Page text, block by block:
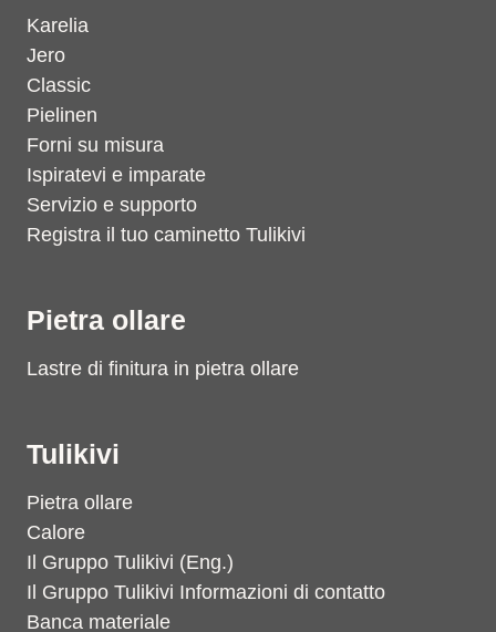
Karelia
Jero
Classic
Pielinen
Forni su misura
Ispiratevi e imparate
Servizio e supporto
Registra il tuo caminetto Tulikivi
Pietra ollare
Lastre di finitura in pietra ollare
Tulikivi
Pietra ollare
Calore
Il Gruppo Tulikivi (Eng.)
Il Gruppo Tulikivi Informazioni di contatto
Banca materiale